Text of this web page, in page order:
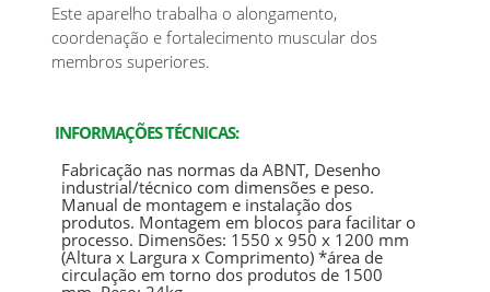
Este aparelho trabalha o alongamento,
coordenação e fortalecimento muscular dos
membros superiores.
INFORMAÇÕES TÉCNICAS:
Fabricação nas normas da ABNT, Desenho
industrial/técnico com dimensões e peso.
Manual de montagem e instalação dos
produtos. Montagem em blocos para facilitar o
processo. Dimensões: 1550 x 950 x 1200 mm
(Altura x Largura x Comprimento) *área de
circulação em torno dos produtos de 1500